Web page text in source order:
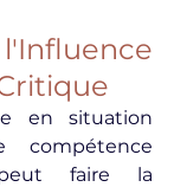
en situation
faire la